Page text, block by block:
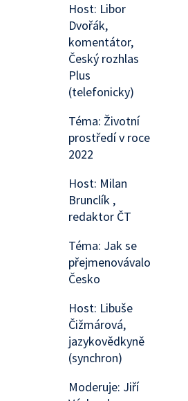
Host: Libor
Dvořák,
komentátor,
Český rozhlas
Plus
(telefonicky)
Téma: Životní
prostředí v roce
2022
Host: Milan
Brunclík ,
redaktor ČT
Téma: Jak se
přejmenovávalo
Česko
Host: Libuše
Čižmárová,
jazykovědkyně
(synchron)
Moderuje: Jiří